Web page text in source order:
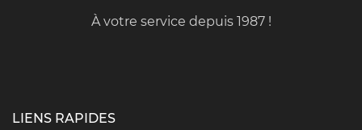
À votre service depuis 1987 !
LIENS RAPIDES